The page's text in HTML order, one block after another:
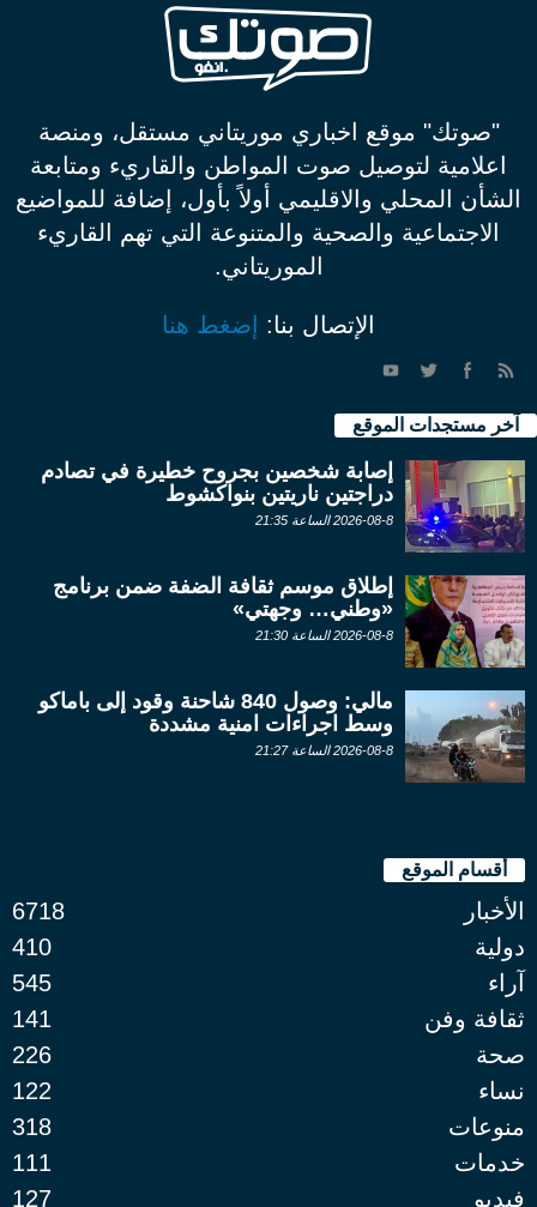
"صوتك" موقع اخباري موريتاني مستقل، ومنصة
اعلامية لتوصيل صوت المواطن والقاريء ومتابعة
الشأن المحلي والاقليمي أولاً بأول، إضافة للمواضيع
الاجتماعية والصحية والمتنوعة التي تهم القاريء
الموريتاني.
الإتصال بنا: إضغط هنا
آخر مستجدات الموقع
إصابة شخصين بجروح خطيرة في تصادم
دراجتين ناريتين بنواكشوط
2026-08-8 الساعة 21:35
إطلاق موسم ثقافة الضفة ضمن برنامج
«وطني… وجهتي»
2026-08-8 الساعة 21:30
مالي: وصول 840 شاحنة وقود إلى باماكو
وسط اجراءات امنية مشددة
2026-08-8 الساعة 21:27
أقسام الموقع
الأخبار
6718
دولية
410
آراء
545
ثقافة وفن
141
صحة
226
نساء
122
منوعات
318
خدمات
111
فيديو
127